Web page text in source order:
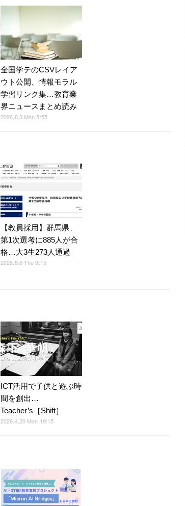
全国学テのCSVレイア
ウト公開、情報モラル
学習リンク集…教育業
界ニュースまとめ読み
2026.8.3 Mon 5:55
【教員採用】群馬県、
第1次選考に885人が合
格…大3生273人通過
2026.8.6 Thu 9:15
ICT活用で子供と遊ぶ時
間を創出…
Teacher’s［Shift］
2026.4.20 Mon 19:15